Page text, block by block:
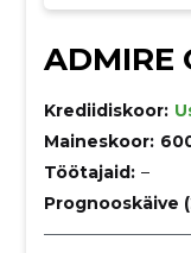
ADMIRE
Krediidiskoor:
Maineskoor:
Töötajaid: –
Prognooskäive